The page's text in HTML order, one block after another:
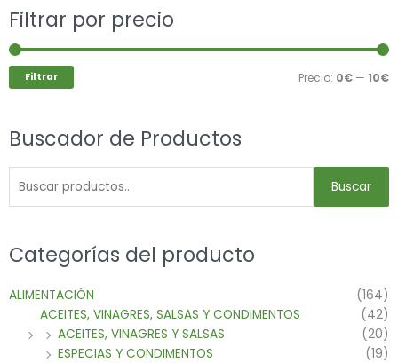
Filtrar por precio
Filtrar Precio: 0€ — 10€
Buscador de Productos
Buscar
Buscar
Categorías del producto
ALIMENTACIÓN
(164)
ACEITES, VINAGRES, SALSAS Y CONDIMENTOS
(42)
ACEITES, VINAGRES Y SALSAS
(20)
ESPECIAS Y CONDIMENTOS
(19)